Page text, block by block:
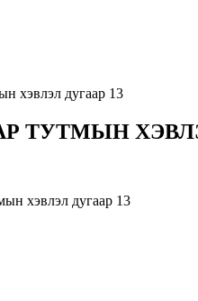
хэвлэл дугаар 13
ТУТМЫН
хэвлэл дугаар 13